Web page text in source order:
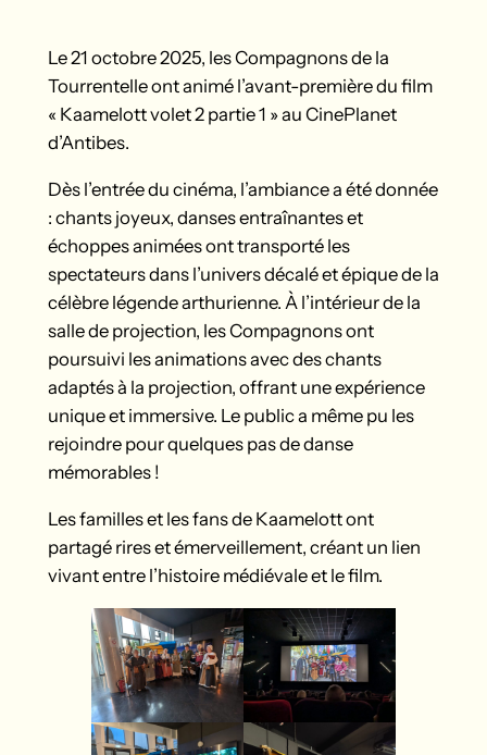
Le 21 octobre 2025, les Compagnons de la
Tourrentelle ont animé l’avant-première du film
« Kaamelott volet 2 partie 1 » au CinePlanet
d’Antibes.
Dès l’entrée du cinéma, l’ambiance a été donnée
: chants joyeux, danses entraînantes et
échoppes animées ont transporté les
spectateurs dans l’univers décalé et épique de la
célèbre légende arthurienne. À l’intérieur de la
salle de projection, les Compagnons ont
poursuivi les animations avec des chants
adaptés à la projection, offrant une expérience
unique et immersive. Le public a même pu les
rejoindre pour quelques pas de danse
mémorables !
Les familles et les fans de Kaamelott ont
partagé rires et émerveillement, créant un lien
vivant entre l’histoire médiévale et le film.